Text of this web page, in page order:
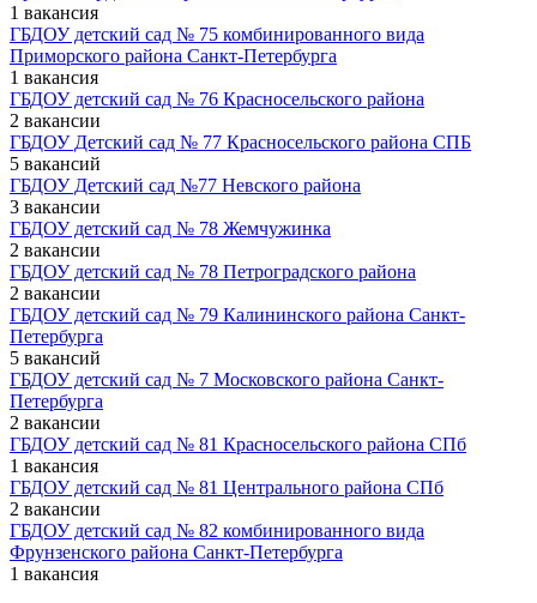
1 вакансия
ГБДОУ детский сад № 75 комбинированного вида
Приморского района Санкт-Петербурга
1 вакансия
ГБДОУ детский сад № 76 Красносельского района
2 вакансии
ГБДОУ Детский сад № 77 Красносельского района СПБ
5 вакансий
ГБДОУ Детский сад №77 Невского района
3 вакансии
ГБДОУ детский сад № 78 Жемчужинка
2 вакансии
ГБДОУ детский сад № 78 Петроградского района
2 вакансии
ГБДОУ детский сад № 79 Калининского района Санкт-
Петербурга
5 вакансий
ГБДОУ детский сад № 7 Московского района Санкт-
Петербурга
2 вакансии
ГБДОУ детский сад № 81 Красносельского района СПб
1 вакансия
ГБДОУ детский сад № 81 Центрального района СПб
2 вакансии
ГБДОУ детский сад № 82 комбинированного вида
Фрунзенского района Санкт-Петербурга
1 вакансия